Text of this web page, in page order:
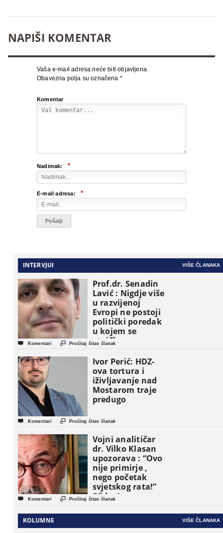
NAPIŠI KOMENTAR
Vaša e-mail adresa neće biti objavljena.
Obavezna polja su označena *
Komentar
Nadimak: *
E-mail adresa: *
INTERVJUI VIŠE ČLANAKA
Prof.dr. Senadin
Lavić : Nigdje više
u razvijenoj
Evropi ne postoji
politički poredak
u kojem se
etničke grupe
pojavljuju kao
osnovne
političke jedinice
 Komentari  Pročitaj čitav članak
Ivor Perić: HDZ-
ova tortura i
iživljavanje nad
Mostarom traje
predugo
 Komentari  Pročitaj čitav članak
Vojni analitičar
dr. Vilko Klasan
upozorava : “Ovo
nije primirje ,
nego početak
svjetskog rata!”
(Video)
 Komentari  Pročitaj čitav članak
KOLUMNE VIŠE ČLANAKA